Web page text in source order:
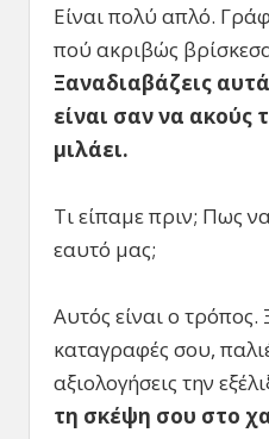
Είναι πολύ απλό.
πού ακριβώς
Ξαναδιαβάζεις
είναι σαν να ακούς
μιλάει.
Τι είπαμε πριν; Πως
εαυτό μας;
Αυτός είναι ο τρόπος.
καταγραφές σου,
αξιολογήσεις την
τη σκέψη σου στο